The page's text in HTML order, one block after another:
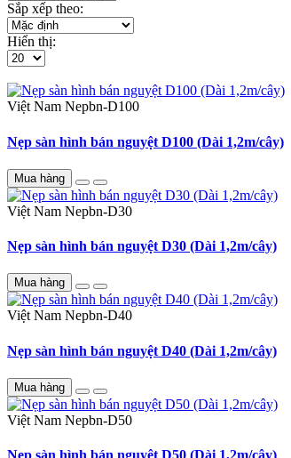
Sắp xếp theo:
Hiển thị:
Việt Nam Nepbn-D100
Nẹp sàn hình bán nguyệt D100 (Dài 1,2m/cây)
Mua hàng
Việt Nam Nepbn-D30
Nẹp sàn hình bán nguyệt D30 (Dài 1,2m/cây)
Mua hàng
Việt Nam Nepbn-D40
Nẹp sàn hình bán nguyệt D40 (Dài 1,2m/cây)
Mua hàng
Việt Nam Nepbn-D50